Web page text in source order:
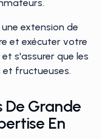
extension de
et exécuter votre
s'assurer que les
et fructueuses.
De Grande
En